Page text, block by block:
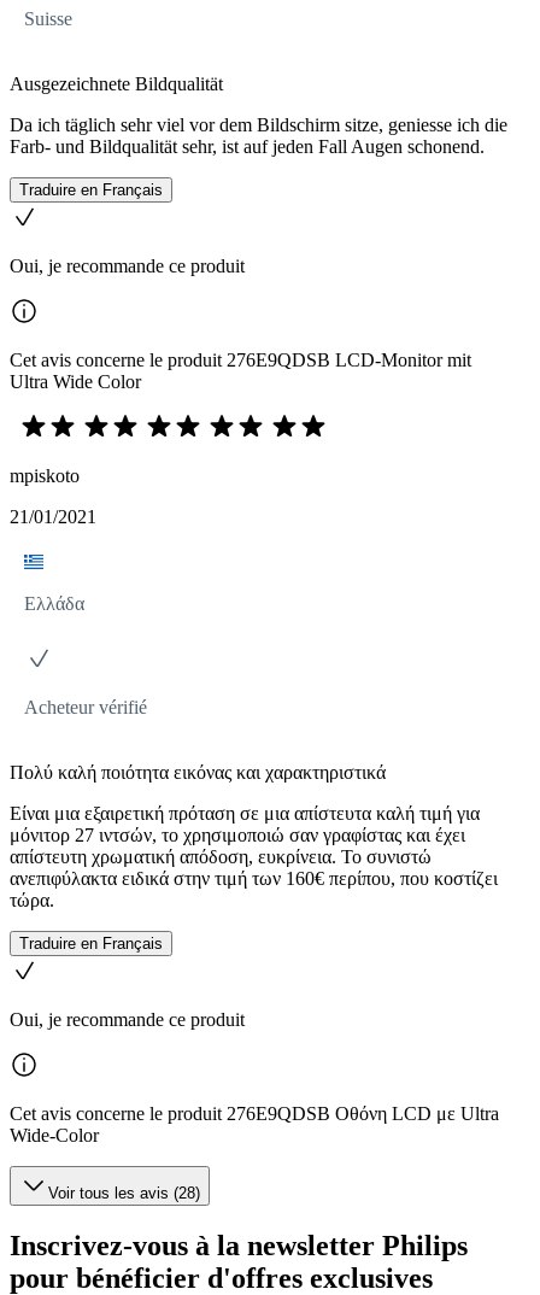
Suisse
Ausgezeichnete Bildqualität
Da ich täglich sehr viel vor dem Bildschirm sitze, geniesse ich die
Farb- und Bildqualität sehr, ist auf jeden Fall Augen schonend.
Traduire en Français
Oui, je recommande ce produit
Cet avis concerne le produit 276E9QDSB LCD-Monitor mit
Ultra Wide Color
mpiskoto
21/01/2021
Ελλάδα
Acheteur vérifié
Πολύ καλή ποιότητα εικόνας και χαρακτηριστικά
Είναι μια εξαιρετική πρόταση σε μια απίστευτα καλή τιμή για
μόνιτορ 27 ιντσών, το χρησιμοποιώ σαν γραφίστας και έχει
απίστευτη χρωματική απόδοση, ευκρίνεια. Το συνιστώ
ανεπιφύλακτα ειδικά στην τιμή των 160€ περίπου, που κοστίζει
τώρα.
Traduire en Français
Oui, je recommande ce produit
Cet avis concerne le produit 276E9QDSB Οθόνη LCD με Ultra
Wide-Color
Voir tous les avis (28)
Inscrivez-vous à la newsletter Philips
pour bénéficier d'offres exclusives